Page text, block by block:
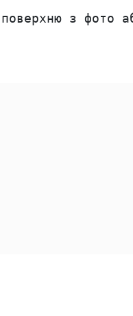
з фото